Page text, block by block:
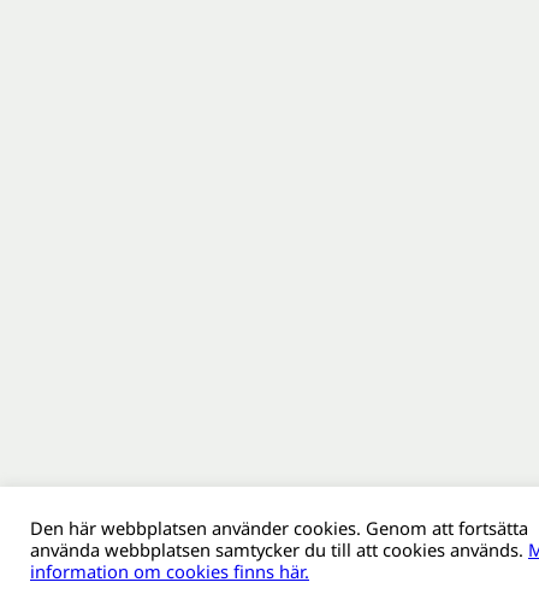
Den här webbplatsen använder cookies. Genom att fortsätta
använda webbplatsen samtycker du till att cookies används.
information om cookies finns här.